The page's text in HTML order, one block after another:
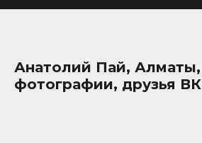
Анатолий Пай, Алматы,
фотографии, друзья ВК